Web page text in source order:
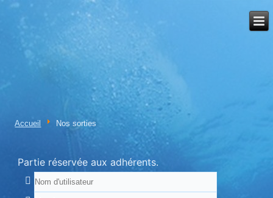
Accueil Nos sorties
Partie réservée aux adhérents.